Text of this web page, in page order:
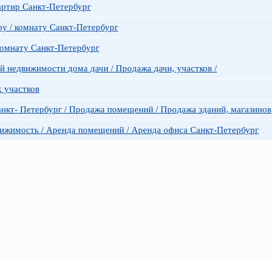
Санкт-Петербург
/ комнату Санкт-Петербург
Санкт-Петербург
недвижимости дома дачи / Продажа дачи, участков /
Петербург / Продажа помещений / Продажа зданий, магазинов
/ Аренда помещений / Аренда офиса Санкт-Петербург